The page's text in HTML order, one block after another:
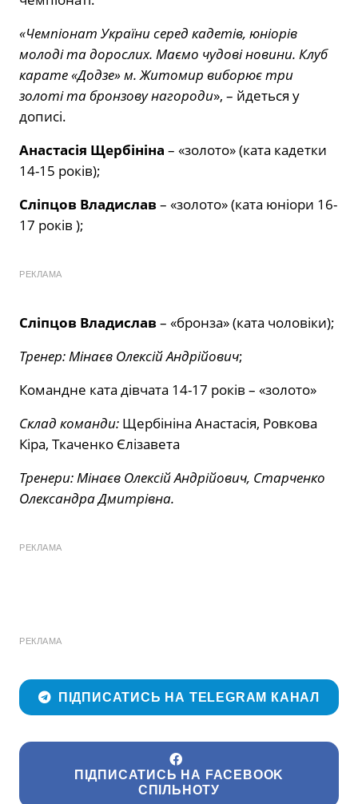
«Чемпіонат України серед кадетів, юніорів
молоді та дорослих. Маємо чудові новини. Клуб
карате «Додзе» м. Житомир виборює три
золоті та бронзову нагороди», – йдеться у
дописі.
Анастасія Щербініна – «золото» (ката кадетки
14-15 років);
Сліпцов Владислав– «золото» (ката юніори 16-
17 років );
РЕКЛАМА
Сліпцов Владислав– «бронза» (ката чоловіки);
Тренер: Мінаєв Олексій Андрійович;
Командне ката дівчата 14-17 років – «золото»
Склад команди: Щербініна Анастасія, Ровкова
Кіра, Ткаченко Єлізавета
Тренери: Мінаєв Олексій Андрійович, Старченко
Олександра Дмитрівна.
РЕКЛАМА
РЕКЛАМА
ПІДПИСАТИСЬ НА TELEGRAM КАНАЛ
ПІДПИСАТИСЬ НА FACEBOOK
СПІЛЬНОТУ